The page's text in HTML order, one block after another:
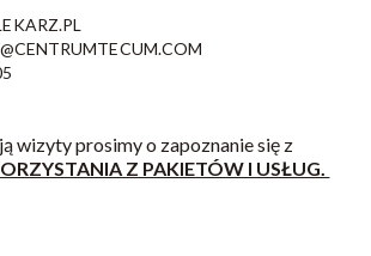
wizyty prosimy o zapoznanie się z
Z PAKIETÓW I USŁUG.